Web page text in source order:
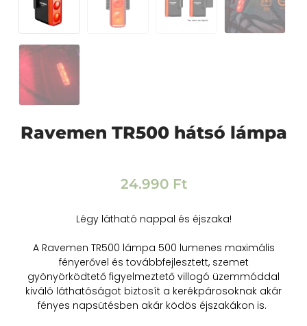
Ravemen TR500 hátsó lámpa
24.990 Ft
Légy látható nappal és éjszaka!
A Ravemen TR500 lámpa 500 lumenes maximális
fényerővel és továbbfejlesztett, szemet
gyönyörködtető figyelmeztető villogó üzemmóddal
kiváló láthatóságot biztosít a kerékpárosoknak akár
fényes napsütésben akár ködös éjszakákon is.